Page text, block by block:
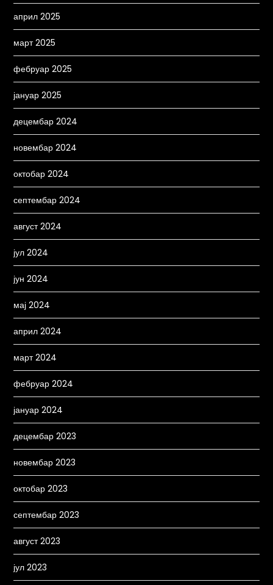
април 2025
март 2025
фебруар 2025
јануар 2025
децембар 2024
новембар 2024
октобар 2024
септембар 2024
август 2024
јул 2024
јун 2024
мај 2024
април 2024
март 2024
фебруар 2024
јануар 2024
децембар 2023
новембар 2023
октобар 2023
септембар 2023
август 2023
јул 2023